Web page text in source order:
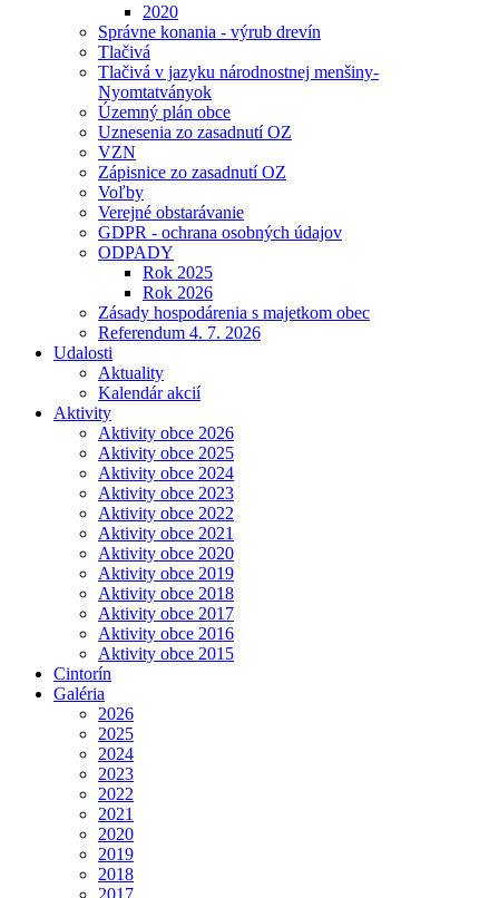
2020
Správne konania - výrub drevín
Tlačivá
Tlačivá v jazyku národnostnej menšiny-
Nyomtatványok
Územný plán obce
Uznesenia zo zasadnutí OZ
VZN
Zápisnice zo zasadnutí OZ
Voľby
Verejné obstarávanie
GDPR - ochrana osobných údajov
ODPADY
Rok 2025
Rok 2026
Zásady hospodárenia s majetkom obec
Referendum 4. 7. 2026
Udalosti
Aktuality
Kalendár akcií
Aktivity
Aktivity obce 2026
Aktivity obce 2025
Aktivity obce 2024
Aktivity obce 2023
Aktivity obce 2022
Aktivity obce 2021
Aktivity obce 2020
Aktivity obce 2019
Aktivity obce 2018
Aktivity obce 2017
Aktivity obce 2016
Aktivity obce 2015
Cintorín
Galéria
2026
2025
2024
2023
2022
2021
2020
2019
2018
2017